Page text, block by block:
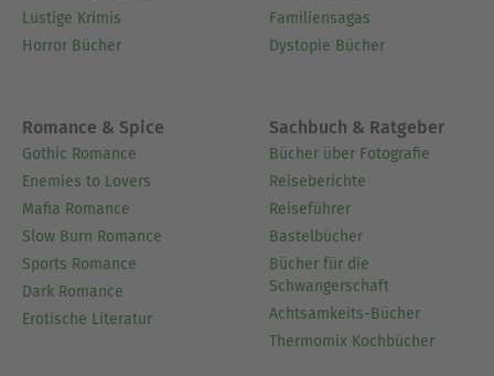
großen Romanciers Frankreichs. Existentielle
Konflikte, Milieuschilderungen und
fesselnden Lektüre.
Ausblenden
Lustige Krimis
Horror Bücher
Familiensagas
Dystopie Bücher
Romance & Spice
Gothic Romance
Enemies to Lovers
Mafia Romance
Slow Burn Romance
Sports Romance
Dark Romance
Erotische Literatur
Sachbuch & Ratgeber
Bücher über Fotografie
Reiseberichte
Reiseführer
Bastelbücher
Bücher für die
Schwangerschaft
Achtsamkeits-Bücher
Thermomix Kochbücher